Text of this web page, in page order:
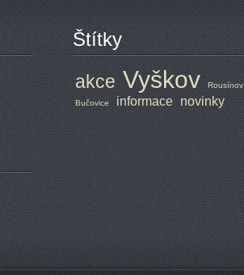
Štítky
akce Vyškov Rousínov
Bučovice informace novinky